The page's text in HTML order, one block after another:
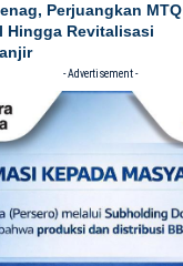
Perjuangkan MTQ
Hingga Revitalisasi
- Advertisement -